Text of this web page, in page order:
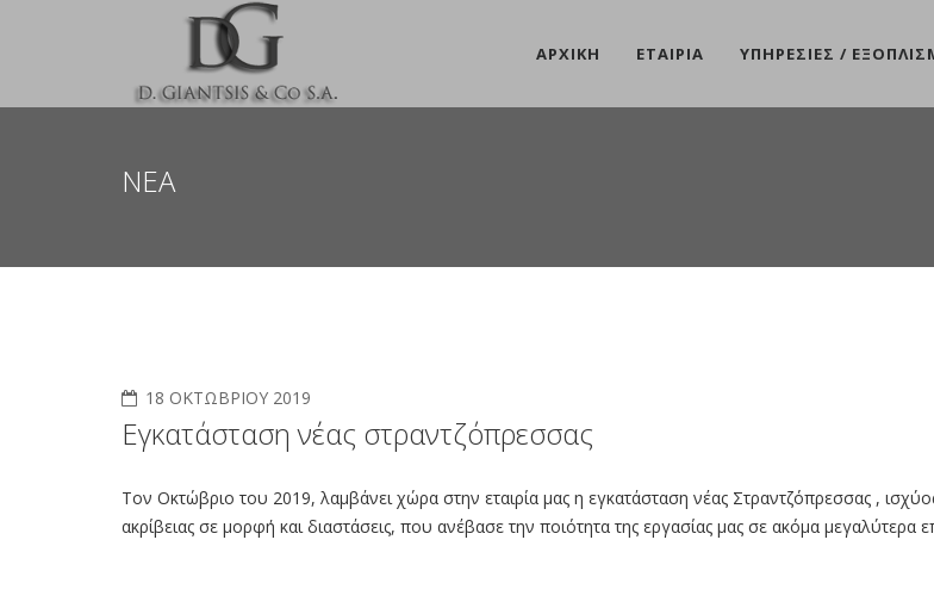
ΑΡΧΙΚΉ ΕΤΑΙΡΊΑ ΥΠΗΡΕΣΊΕΣ /
ΝΕΑ
18 ΟΚΤΩΒΡΊΟΥ 2019
Εγκατάσταση νέας στραντζόπρεσσας
Τον Οκτώβριο του 2019, λαμβάνει χώρα στην εταιρία μας η εγκατάσταση νέας Στραντζόπρεσσας ,
ακρίβειας σε μορφή και διαστάσεις, που ανέβασε την ποιότητα της εργασίας μας σε ακόμα μεγαλύτερα